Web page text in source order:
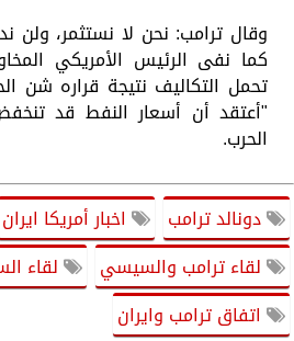
وقال ترامب: نحن لا نستثمر، ولن
كما نفى الرئيس الأمريكي
تحمل التكاليف نتيجة قراره شن
"أعتقد أن أسعار النفط قد
الحرب.
دونالد ترامب اخبار أمريكا ايران
لقاء ترامب والسيسي
لقاء
اتفاق ترامب وايران